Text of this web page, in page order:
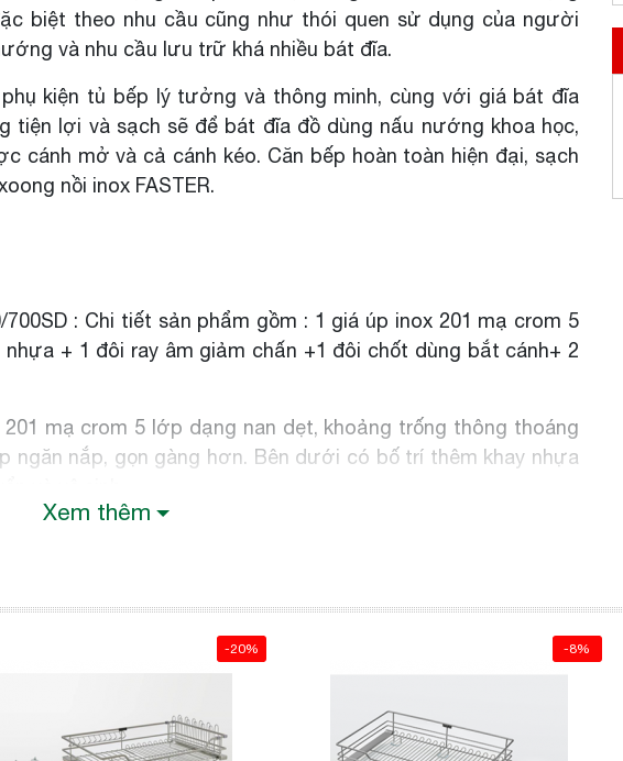
biệt theo nhu cầu cũng như thói quen sử dụng của người
và nhu cầu lưu trữ khá nhiều bát đĩa.
kiện tủ bếp lý tưởng và thông minh, cùng với giá bát đĩa
tiện lợi và sạch sẽ để bát đĩa đồ dùng nấu nướng khoa học,
cánh mở và cả cánh kéo. Căn bếp hoàn toàn hiện đại, sạch
nồi inox FASTER.
: Chi tiết sản phẩm gồm : 1 giá úp inox 201 mạ crom 5
+ 1 đôi ray âm giảm chấn +1 đôi chốt dùng bắt cánh+ 2
mạ crom 5 lớp dạng nan dẹt, khoảng trống thông thoáng
nắp, gọn gàng hơn. Bên dưới có bố trí thêm khay nhựa
cấp
giảm chấn Angas chắc chắn giúp hệ thống giá hoàn chỉnh di
ra còn có thêm bộ che ray chất liệu inox 201 mạ crom 5
vẻ đẹp cho bộ phụ kiện.
Xem thêm
-20% -8%